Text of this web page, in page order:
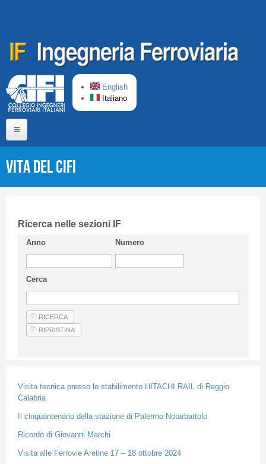
English
Italiano
CIFI in breve
Linee Guida
Privacy Policy
Articoli
Vita del Cifi
Ricerca nelle sezioni IF
Anno Numero
Cerca
Visita tecnica presso lo stabilimento HITACHI RAIL di Reggio
Calabria
Il cinquantenario della stazione di Palermo Notarbartolo
Ricordo di Giovanni Marchi
Visita alle Ferrovie Aretine 17 – 18 ottobre 2024